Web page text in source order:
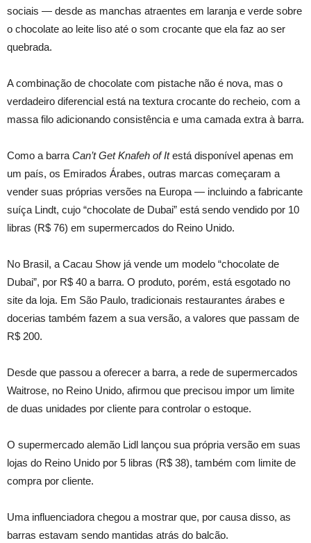
sociais — desde as manchas atraentes em laranja e verde sobre
o chocolate ao leite liso até o som crocante que ela faz ao ser
quebrada.
A combinação de chocolate com pistache não é nova, mas o
verdadeiro diferencial está na textura crocante do recheio, com a
massa filo adicionando consistência e uma camada extra à barra.
Como a barra Can’t Get Knafeh of Itestá disponível apenas em
um país, os Emirados Árabes, outras marcas começaram a
vender suas próprias versões na Europa — incluindo a fabricante
suíça Lindt, cujo “chocolate de Dubai” está sendo vendido por 10
libras (R$ 76) em supermercados do Reino Unido.
No Brasil, a Cacau Show já vende um modelo “chocolate de
Dubai”, por R$ 40 a barra. O produto, porém, está esgotado no
site da loja. Em São Paulo, tradicionais restaurantes árabes e
docerias também fazem a sua versão, a valores que passam de
R$ 200.
Desde que passou a oferecer a barra, a rede de supermercados
Waitrose, no Reino Unido, afirmou que precisou impor um limite
de duas unidades por cliente para controlar o estoque.
O supermercado alemão Lidl lançou sua própria versão em suas
lojas do Reino Unido por 5 libras (R$ 38), também com limite de
compra por cliente.
Uma influenciadora chegou a mostrar que, por causa disso, as
barras estavam sendo mantidas atrás do balcão.